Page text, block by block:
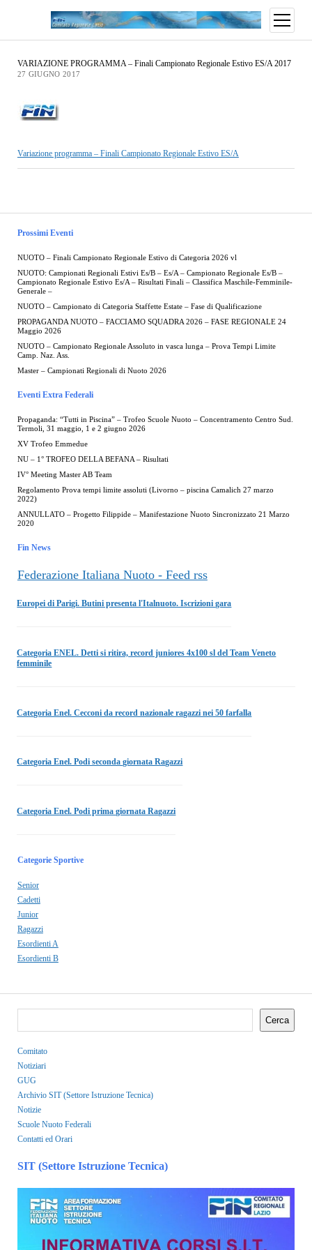
Prossimi Eventi
NUOTO – Finali Campionato Regionale Estivo di Categoria 2026 vl
NUOTO: Campionati Regionali Estivi Es/B – Es/A – Campionato Regionale Es/B –
Campionato Regionale Estivo Es/A – Risultati Finali – Classifica Maschile-Femminile-
Generale –
NUOTO – Campionato di Categoria Staffette Estate – Fase di Qualificazione
PROPAGANDA NUOTO – FACCIAMO SQUADRA 2026 – FASE REGIONALE 24
Maggio 2026
NUOTO – Campionato Regionale Assoluto in vasca lunga – Prova Tempi Limite
Camp. Naz. Ass.
Master – Campionati Regionali di Nuoto 2026
Eventi Extra Federali
Propaganda: “Tutti in Piscina” – Trofeo Scuole Nuoto – Concentramento Centro Sud.
Termoli, 31 maggio, 1 e 2 giugno 2026
XV Trofeo Emmedue
NU – 1° TROFEO DELLA BEFANA – Risultati
IV° Meeting Master AB Team
Regolamento Prova tempi limite assoluti (Livorno – piscina Camalich 27 marzo
2022)
ANNULLATO – Progetto Filippide – Manifestazione Nuoto Sincronizzato 21 Marzo
2020
Fin News
Federazione Italiana Nuoto - Feed rss
Europei di Parigi. Butini presenta l'Italnuoto. Iscrizioni gara
Categoria ENEL. Detti si ritira, record juniores 4x100 sl del Team Veneto
femminile
Categoria Enel. Cecconi da record nazionale ragazzi nei 50 farfalla
Categoria Enel. Podi seconda giornata Ragazzi
Categoria Enel. Podi prima giornata Ragazzi
Categorie Sportive
Senior
Cadetti
Junior
Ragazzi
Esordienti A
Esordienti B
VARIAZIONE PROGRAMMA – Finali Campionato Regionale Estivo ES/A 2017
27 GIUGNO 2017
Variazione programma – Finali Campionato Regionale Estivo ES/A
Cerca
Comitato
Notiziari
GUG
Archivio SIT (Settore Istruzione Tecnica)
Notizie
Scuole Nuoto Federali
Contatti ed Orari
SIT (Settore Istruzione Tecnica)